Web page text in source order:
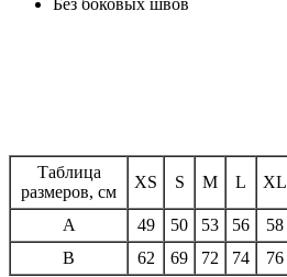
Таблица
размеров, см
XS S M L XL
A 49 50 53 56 58
B
62 69 72 74 76